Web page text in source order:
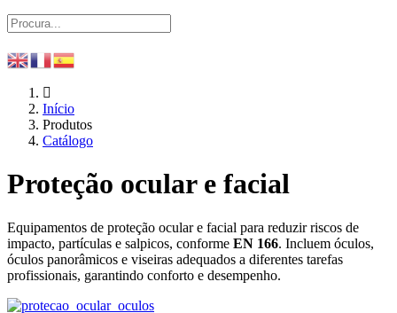
Início
Produtos
Catálogo
Proteção ocular e facial
Equipamentos de proteção ocular e facial para reduzir riscos de
impacto, partículas e salpicos, conforme EN 166. Incluem óculos,
óculos panorâmicos e viseiras adequados a diferentes tarefas
profissionais, garantindo conforto e desempenho.